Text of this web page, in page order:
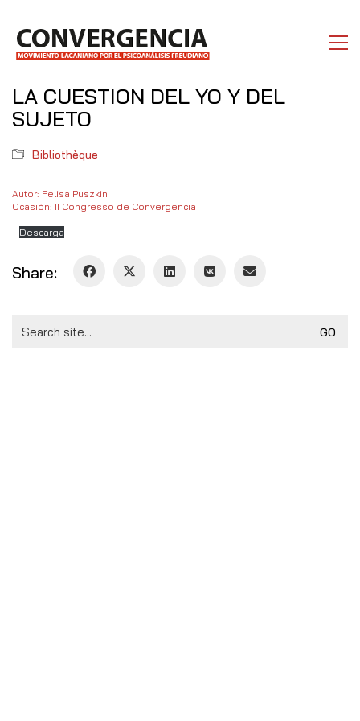
LA CUESTION DEL YO Y DEL
SUJETO
Bibliothèque
Autor: Felisa Puszkin
Ocasión: II Congresso de Convergencia
Descarga
Share:
for: